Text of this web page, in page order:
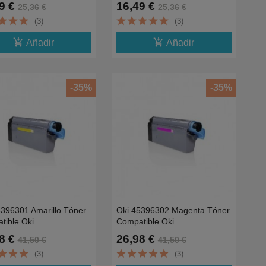
€ 25,36 €
(3)
add_shopping_cart Añadir
6.0K
16,49 € 25,36 €
(3)
add_shopping_cart Añadir
Amarillo Tóner
Oki
€ 41,50 €
(3)
-35%
Oki 45396302 Magenta Tóner
Compatible Oki
6K
26,98 € 41,50 €
(3)
-35%